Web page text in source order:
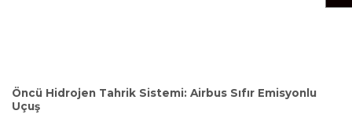
Öncü Hidrojen Tahrik Sistemi: Airbus Sıfır Emisyonlu
Uçuş